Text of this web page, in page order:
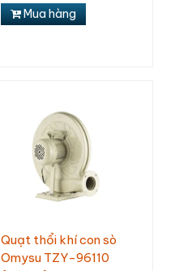
Mua hàng
Quạt thổi khí con sò
Omysu TZY-96110